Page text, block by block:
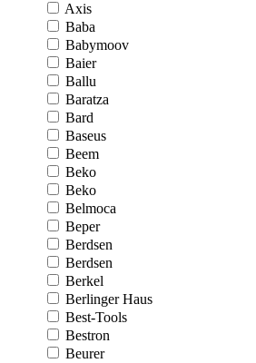
Axis
Baba
Babymoov
Baier
Ballu
Baratza
Bard
Baseus
Beem
Beko
Beko
Belmoca
Beper
Berdsen
Berdsen
Berkel
Berlinger Haus
Best-Tools
Bestron
Beurer